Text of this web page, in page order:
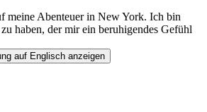
meine Abenteuer in New York. Ich bin
haben, der mir ein beruhigendes Gefühl
auf Englisch anzeigen